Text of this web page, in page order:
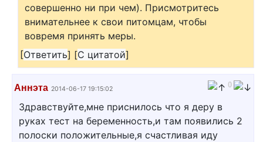
совершенно ни при чем). Присмотритесь
внимательнее к свои питомцам, чтобы
вовремя принять меры.
[Ответить] [С цитатой]
Аннэта 2014-06-17 19:15:02 0
Здравствуйте,мне приснилось что я деру в
руках тест на беременность,и там появились 2
полоски положительные,я счастливая иду